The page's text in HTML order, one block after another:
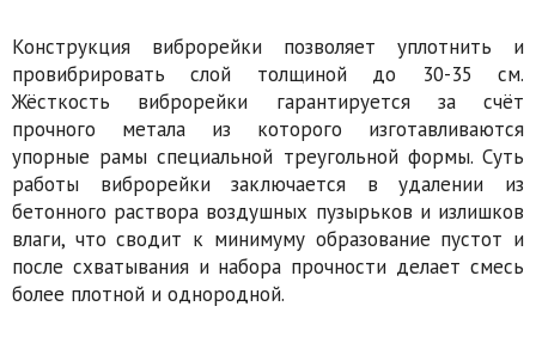
Конструкция виброрейки позволяет уплотнить и
провибрировать слой толщиной до 30-35 см.
Жёсткость виброрейки гарантируется за счёт
прочного метала из которого изготавливаются
упорные рамы специальной треугольной формы. Суть
работы виброрейки заключается в удалении из
бетонного раствора воздушных пузырьков и излишков
влаги, что сводит к минимуму образование пустот и
после схватывания и набора прочности делает смесь
более плотной и однородной.